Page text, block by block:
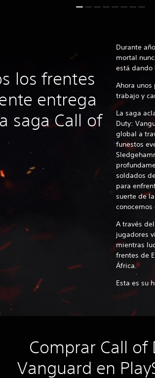
los frentes
entrega
saga Call of
Durante
mortal
está dando
Ahora
trabajo y
La saga
Duty:
global a
funestos
soldados
para
suerte de
A través
jugadores
mientras
frentes de
África.
Esta es su
Comprar Call of
Vanguard en